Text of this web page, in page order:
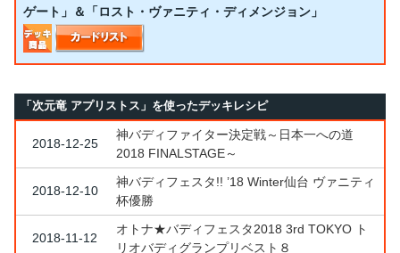
ゲート」＆「ロスト・ヴァニティ・ディメンジョン」
「次元竜 アプリストス」を使ったデッキレシピ
2018-12-25
神バディファイター決定戦～日本一への道
2018 FINALSTAGE～
2018-12-10
神バディフェスタ!! ’18 Winter仙台 ヴァニティ
杯優勝
2018-11-12
オトナ★バディフェスタ2018 3rd TOKYO ト
リオバディグランプリベスト８